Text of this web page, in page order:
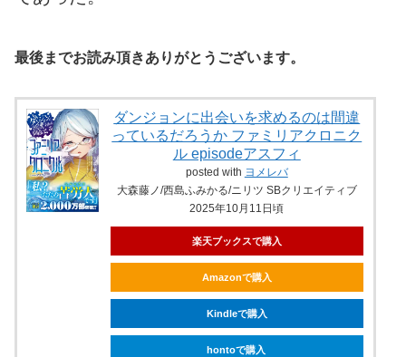
最後までお読み頂きありがとうございます。
ダンジョンに出会いを求めるのは間違
っているだろうか ファミリアクロニク
ル episodeアスフィ
posted with ヨメレバ
大森藤ノ/西島ふみかる/ニリツ SBクリエイティブ
2025年10月11日頃
楽天ブックスで購入
Amazonで購入
Kindleで購入
hontoで購入